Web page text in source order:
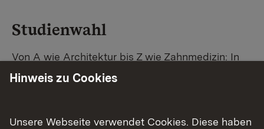
Studienwahl
Von A wie Architektur bis Z wie Zahnmedizin: In
Baden-Württemberg warten unzählige
Studiengangsuche schnell den passenden
Hinweis zu Cookies
Unsere Webseite verwendet Cookies. Diese haben